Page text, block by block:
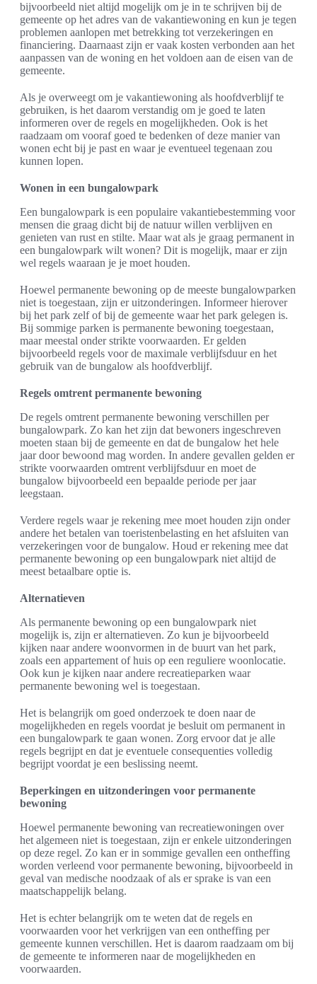
bijvoorbeeld niet altijd mogelijk om je in te schrijven bij de
gemeente op het adres van de vakantiewoning en kun je tegen
problemen aanlopen met betrekking tot verzekeringen en
financiering. Daarnaast zijn er vaak kosten verbonden aan het
aanpassen van de woning en het voldoen aan de eisen van de
gemeente.
Als je overweegt om je vakantiewoning als hoofdverblijf te
gebruiken, is het daarom verstandig om je goed te laten
informeren over de regels en mogelijkheden. Ook is het
raadzaam om vooraf goed te bedenken of deze manier van
wonen echt bij je past en waar je eventueel tegenaan zou
kunnen lopen.
Wonen in een bungalowpark
Een bungalowpark is een populaire vakantiebestemming voor
mensen die graag dicht bij de natuur willen verblijven en
genieten van rust en stilte. Maar wat als je graag permanent in
een bungalowpark wilt wonen? Dit is mogelijk, maar er zijn
wel regels waaraan je je moet houden.
Hoewel permanente bewoning op de meeste bungalowparken
niet is toegestaan, zijn er uitzonderingen. Informeer hierover
bij het park zelf of bij de gemeente waar het park gelegen is.
Bij sommige parken is permanente bewoning toegestaan,
maar meestal onder strikte voorwaarden. Er gelden
bijvoorbeeld regels voor de maximale verblijfsduur en het
gebruik van de bungalow als hoofdverblijf.
Regels omtrent permanente bewoning
De regels omtrent permanente bewoning verschillen per
bungalowpark. Zo kan het zijn dat bewoners ingeschreven
moeten staan bij de gemeente en dat de bungalow het hele
jaar door bewoond mag worden. In andere gevallen gelden er
strikte voorwaarden omtrent verblijfsduur en moet de
bungalow bijvoorbeeld een bepaalde periode per jaar
leegstaan.
Verdere regels waar je rekening mee moet houden zijn onder
andere het betalen van toeristenbelasting en het afsluiten van
verzekeringen voor de bungalow. Houd er rekening mee dat
permanente bewoning op een bungalowpark niet altijd de
meest betaalbare optie is.
Alternatieven
Als permanente bewoning op een bungalowpark niet
mogelijk is, zijn er alternatieven. Zo kun je bijvoorbeeld
kijken naar andere woonvormen in de buurt van het park,
zoals een appartement of huis op een reguliere woonlocatie.
Ook kun je kijken naar andere recreatieparken waar
permanente bewoning wel is toegestaan.
Het is belangrijk om goed onderzoek te doen naar de
mogelijkheden en regels voordat je besluit om permanent in
een bungalowpark te gaan wonen. Zorg ervoor dat je alle
regels begrijpt en dat je eventuele consequenties volledig
begrijpt voordat je een beslissing neemt.
Beperkingen en uitzonderingen voor permanente
bewoning
Hoewel permanente bewoning van recreatiewoningen over
het algemeen niet is toegestaan, zijn er enkele uitzonderingen
op deze regel. Zo kan er in sommige gevallen een ontheffing
worden verleend voor permanente bewoning, bijvoorbeeld in
geval van medische noodzaak of als er sprake is van een
maatschappelijk belang.
Het is echter belangrijk om te weten dat de regels en
voorwaarden voor het verkrijgen van een ontheffing per
gemeente kunnen verschillen. Het is daarom raadzaam om bij
de gemeente te informeren naar de mogelijkheden en
voorwaarden.